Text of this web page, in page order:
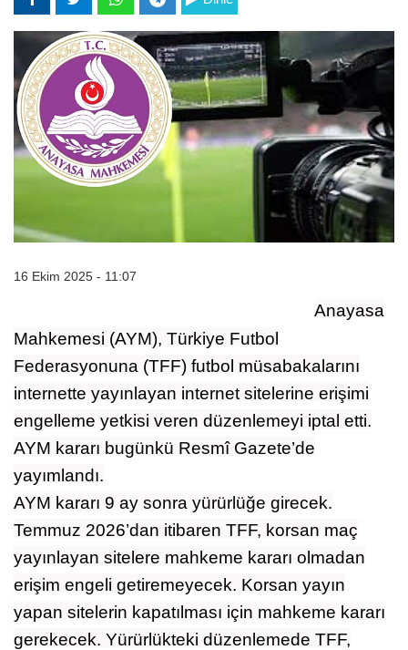
16 Ekim 2025 - 11:07
Anayasa
Mahkemesi (AYM), Türkiye Futbol
Federasyonuna (TFF) futbol müsabakalarını
internette yayınlayan internet sitelerine erişimi
engelleme yetkisi veren düzenlemeyi iptal etti.
AYM kararı bugünkü Resmî Gazete’de
yayımlandı.
AYM kararı 9 ay sonra yürürlüğe girecek.
Temmuz 2026’dan itibaren TFF, korsan maç
yayınlayan sitelere mahkeme kararı olmadan
erişim engeli getiremeyecek. Korsan yayın
yapan sitelerin kapatılması için mahkeme kararı
gerekecek. Yürürlükteki düzenlemede TFF,